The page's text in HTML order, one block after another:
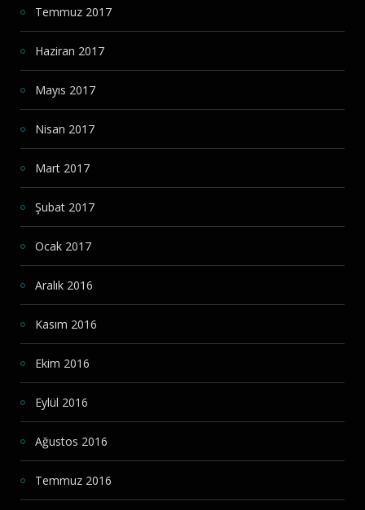
Temmuz 2017
Haziran 2017
Mayıs 2017
Nisan 2017
Mart 2017
Şubat 2017
Ocak 2017
Aralık 2016
Kasım 2016
Ekim 2016
Eylül 2016
Ağustos 2016
Temmuz 2016